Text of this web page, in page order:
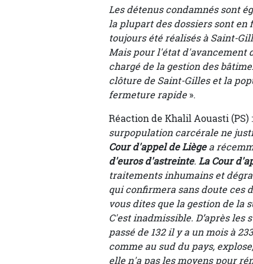
Les détenus condamnés sont
la plupart des dossiers sont
toujours été réalisés à Saint-
Mais pour l'état d'avancement
chargé de la gestion des
clôture de Saint-Gilles et la
fermeture rapide».
Réaction de Khalil Aouasti (PS)
surpopulation carcérale ne
Cour d'appel deLiègea
d'euros d'astreinte. La Cour
traitements inhumains et
qui confirmera sans doute ces
vous dites que la gestion de la
C'est inadmissible. D’après
passé de 132 il y a un mois à
comme au sud du pays,
elle n'a pas les moyens pour